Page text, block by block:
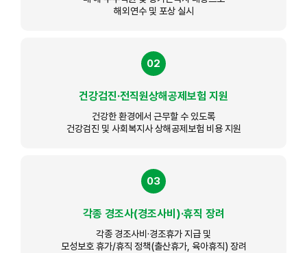
해외연수 및 포상 실시
02
건강검진·전직원상해공제보험 지원
건강한 환경에서 근무할 수 있도록
건강검진 및 사회복지사 상해공제보험 비용 지원
03
각종 경조사(경조사비)·휴직 장려
각종 경조사비·경조휴가 지급 및
모성보호 휴가/휴직 정책(출산휴가, 육아휴직) 장려